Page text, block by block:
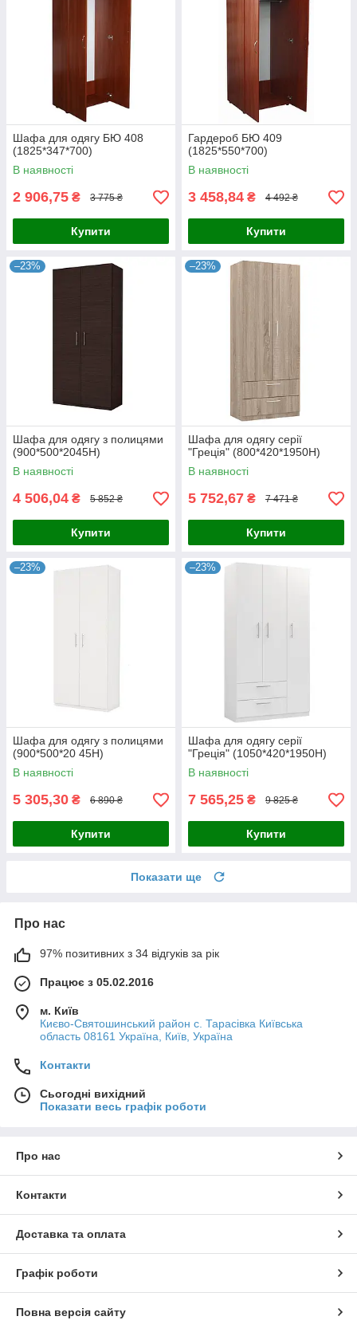
Шафа для одягу БЮ 408
(1825*347*700)
В наявності
2 906,75 ₴ 3 775 ₴
Купити
Гардероб БЮ 409
(1825*550*700)
В наявності
3 458,84 ₴ 4 492 ₴
Купити
–23%
Шафа для одягу з полицями
(900*500*2045Н)
В наявності
4 506,04 ₴ 5 852 ₴
Купити
–23%
Шафа для одягу серії
"Греція" (800*420*1950Н)
В наявності
5 752,67 ₴ 7 471 ₴
Купити
–23%
Шафа для одягу з полицями
(900*500*20 45Н)
В наявності
5 305,30 ₴ 6 890 ₴
Купити
–23%
Шафа для одягу серії
"Греція" (1050*420*1950Н)
В наявності
7 565,25 ₴ 9 825 ₴
Купити
Показати ще
Про нас
97% позитивних з 34 відгуків за рік
Працює з 05.02.2016
м. Київ
Києво-Святошинський район с. Тарасівка Київська
область 08161 Україна, Київ, Україна
Контакти
Сьогодні вихідний
Показати весь графік роботи
Про нас
Контакти
Доставка та оплата
Графік роботи
Повна версія сайту